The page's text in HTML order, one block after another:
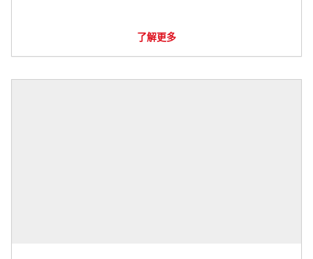
了解更多